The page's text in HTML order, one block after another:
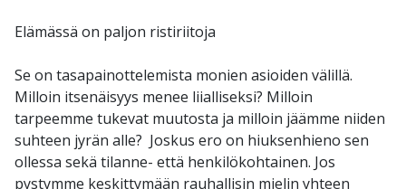
Elämässä on paljon ristiriitoja
Se on tasapainottelemista monien asioiden välillä.
Milloin itsenäisyys menee liialliseksi? Milloin
tarpeemme tukevat muutosta ja milloin jäämme niiden
suhteen jyrän alle? Joskus ero on hiuksenhieno sen
ollessa sekä tilanne- että henkilökohtainen. Jos
pystymme keskittymään rauhallisin mielin yhteen